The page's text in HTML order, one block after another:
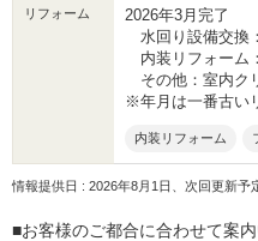
リフォーム
2026年3月完了
水回り設備交換
内装リフォーム
その他：室内ク
※年月は一番古い
内装リフォーム
情報提供日 : 2026年8月1日、次回更新予
■お客様のご都合に合わせて案